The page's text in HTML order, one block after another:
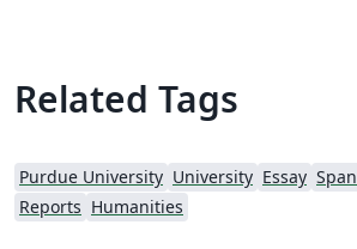
Related Tags
Purdue University University Essay
Reports Humanities